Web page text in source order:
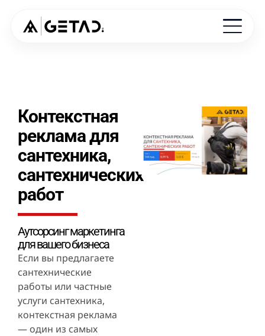
Контекстная
реклама для
сантехника,
сантехнических
работ
Аутсорсинг маркетинга
для вашего бизнеса
Если вы предлагаете
сантехнические
работы или частные
услуги сантехника,
контекстная реклама
— один из самых